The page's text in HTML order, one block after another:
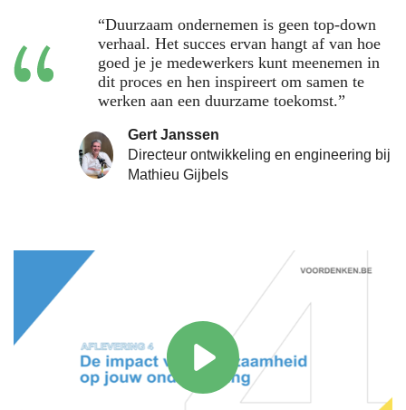
“Duurzaam ondernemen is geen top-down
verhaal. Het succes ervan hangt af van hoe
goed je je medewerkers kunt meenemen in
dit proces en hen inspireert om samen te
werken aan een duurzame toekomst.”
Gert Janssen
Directeur ontwikkeling en engineering bij
Mathieu Gijbels